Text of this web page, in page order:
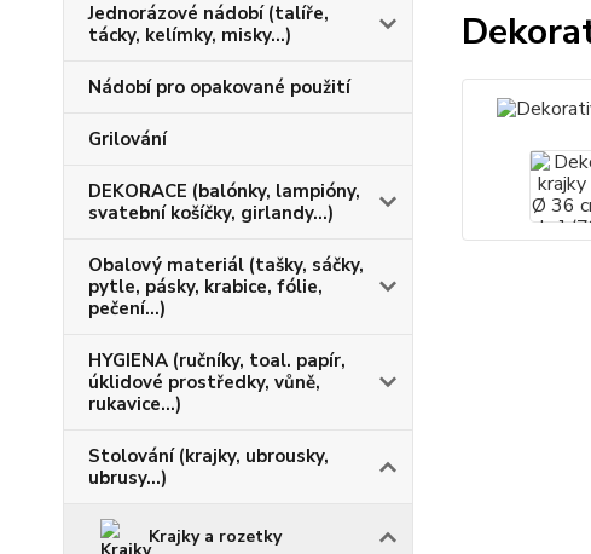
Jednorázové nádobí (talíře,
tácky, kelímky, misky...)
Nádobí pro opakované použití
Grilování
DEKORACE (balónky, lampióny,
svatební košíčky, girlandy...)
Obalový materiál (tašky, sáčky,
pytle, pásky, krabice, fólie,
pečení...)
HYGIENA (ručníky, toal. papír,
úklidové prostředky, vůně,
rukavice...)
Stolování (krajky, ubrousky,
ubrusy...)
Krajky a rozetky